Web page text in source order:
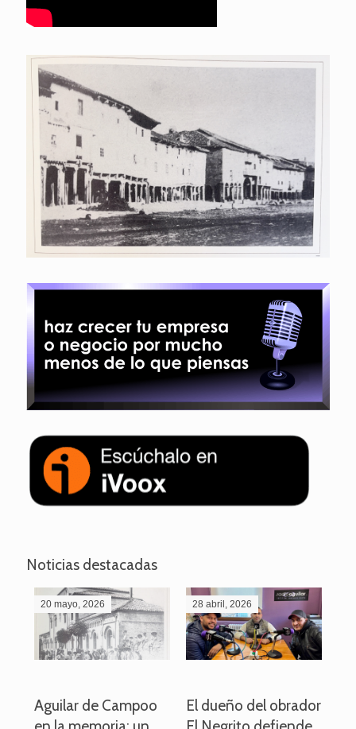
Noticias destacadas
20 mayo, 2026
Aguilar de Campoo
28 abril, 2026
El dueño del obrador